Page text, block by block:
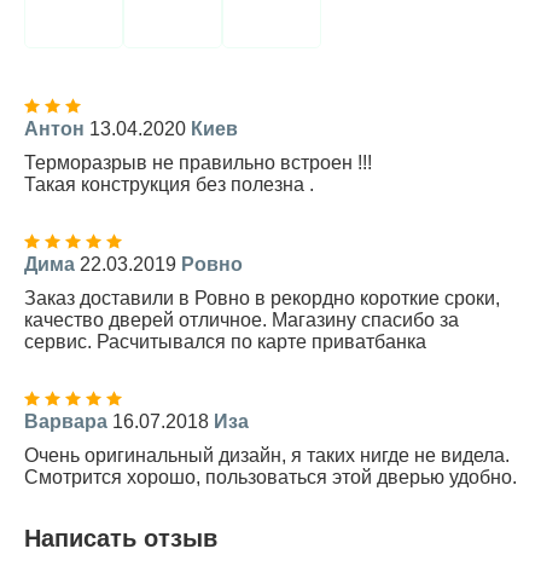
Антон 13.04.2020 Киев
Терморазрыв не правильно встроен !!!
Такая конструкция без полезна .
Дима 22.03.2019 Ровно
Заказ доставили в Ровно в рекордно короткие сроки,
качество дверей отличное. Магазину спасибо за
сервис. Расчитывался по карте приватбанка
Варвара 16.07.2018 Иза
Очень оригинальный дизайн, я таких нигде не видела.
Смотрится хорошо, пользоваться этой дверью удобно.
Написать отзыв